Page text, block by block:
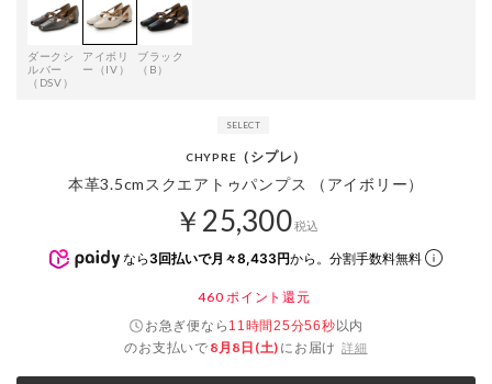
ダークシ
ルバー
（DSV）
アイボリ
ー（IV）
ブラック
（B）
CHYPRE （シプレ）
本革3.5cmスクエアトゥパンプス （アイボリー）
￥25,300税込
なら 3回払いで月々8,433円から。分割手数料無料
460 ポイント還元
お急ぎ便なら 11時間25分56秒以内
のお支払いで 8月8日(土) にお届け 詳細